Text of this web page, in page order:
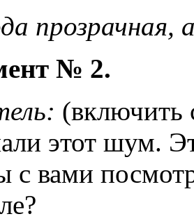
прозрачная,
№ 2.
этот шум.
с вами